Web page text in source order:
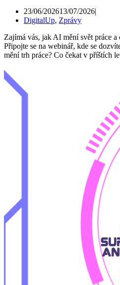
23/06/202613/07/2026
DigitalUp, Zprávy
Zajímá vás, jak AI mění svět práce a
Připojte se na webinář, kde se
mění trh práce? Co čekat v příštích